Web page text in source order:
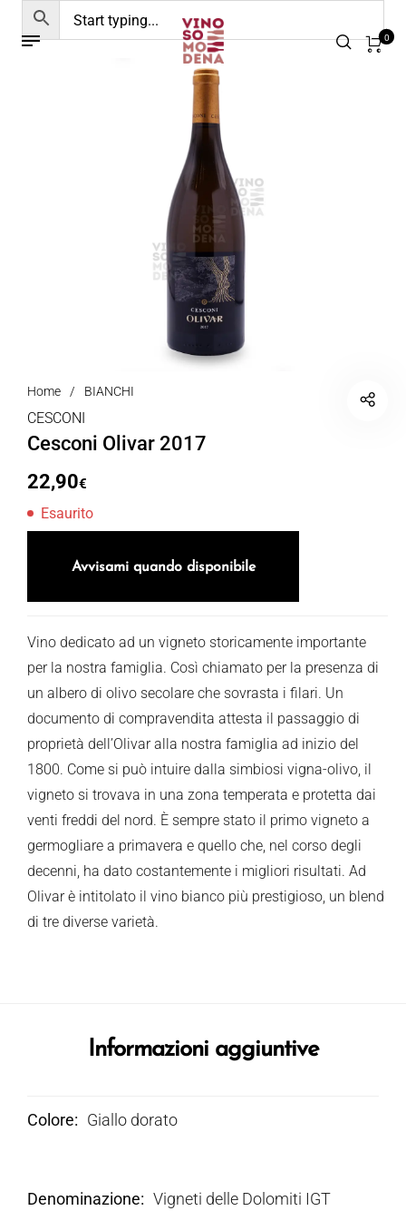
0
Home / BIANCHI
CESCONI
Cesconi Olivar 2017
22,90€
Esaurito
Avvisami quando disponibile
Vino dedicato ad un vigneto storicamente importante
per la nostra famiglia. Così chiamato per la presenza di
un albero di olivo secolare che sovrasta i filari. Un
documento di compravendita attesta il passaggio di
proprietà dell’Olivar alla nostra famiglia ad inizio del
1800. Come si può intuire dalla simbiosi vigna-olivo, il
vigneto si trovava in una zona temperata e protetta dai
venti freddi del nord. È sempre stato il primo vigneto a
germogliare a primavera e quello che, nel corso degli
decenni, ha dato costantemente i migliori risultati. Ad
Olivar è intitolato il vino bianco più prestigioso, un blend
di tre diverse varietà.
Informazioni aggiuntive
Colore Giallo dorato
Denominazione Vigneti delle Dolomiti IGT